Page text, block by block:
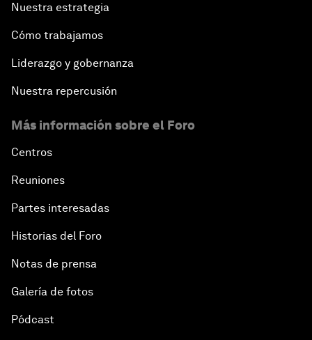
Nuestra estrategia
Cómo trabajamos
Liderazgo y gobernanza
Nuestra repercusión
Más información sobre el Foro
Centros
Reuniones
Partes interesadas
Historias del Foro
Notas de prensa
Galería de fotos
Pódcast